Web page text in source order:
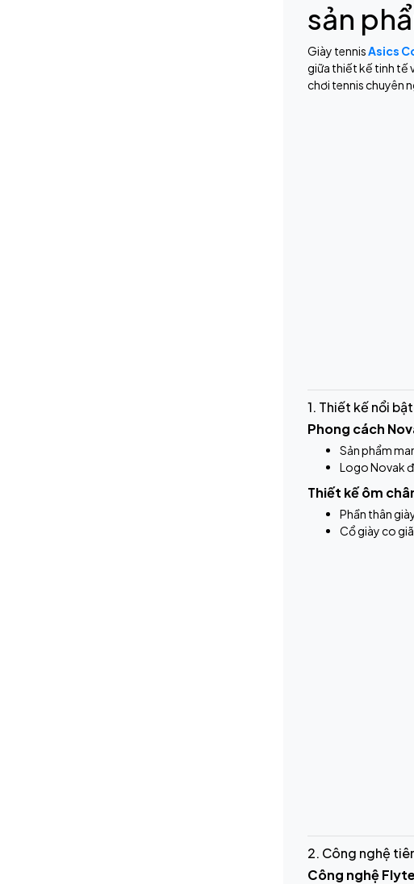
sản
Giày tennisAsics
giữa thiết kế tinh tế
chơi tennis chuyên
1. Thiết kế nổi
Phong cách
Sản phẩm
Logo Novak
Thiết kế ôm
Phần thân
Cổ giày co
2. Công nghệ
Công nghệ